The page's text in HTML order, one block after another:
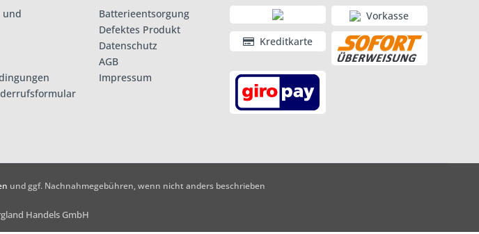
und
Batterieentsorgung
Defektes Produkt
Datenschutz
AGB
Impressum
Vorkasse
Kreditkarte
und ggf. Nachnahmegebühren, wenn nicht anders beschrieben
Handels GmbH